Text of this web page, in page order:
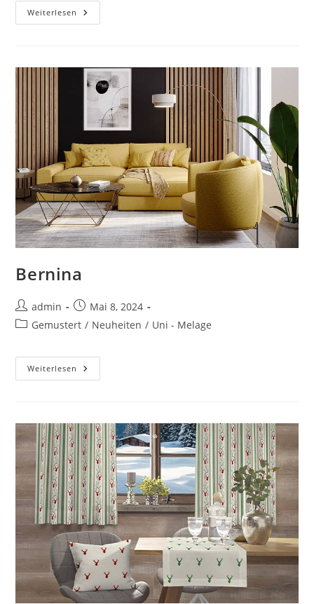
Weiterlesen Dolomit
Bernina
Beitrags-
Autor:
admin
Beitrag
veröffentlicht:
Mai 8, 2024
Beitrags-
Gemustert / Neuheiten / Uni - Melage
Weiterlesen Bernina